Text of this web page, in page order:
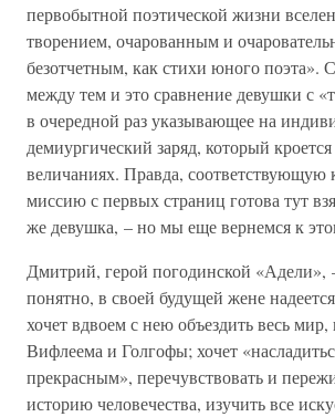
первобытной поэтической жизни
творением, очарованным и
безотчетным, как стихи юного поэта».
между тем и это сравнение девушки с
в очередной раз указывающее на
демиургический заряд, который
величаниях. Правда, соответствующую
миссию с первых страниц готова тут
же девушка, – но мы еще вернемся к
Дмитрий, герой погодинской «Адели»,
понятно, в своей будущей жене
хочет вдвоем с нею объездить весь мир,
Вифлеема и Голгофы; хочет
прекрасным», перечувствовать и
историю человечества, изучить все